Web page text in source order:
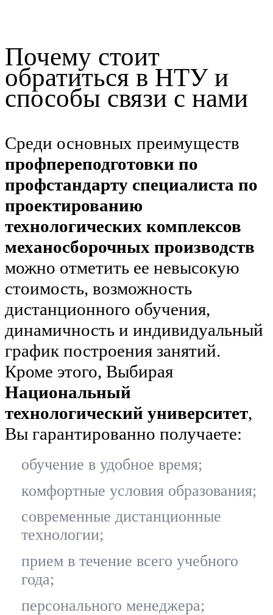
Почему стоит
обратиться в НТУ и
способы связи с нами
Среди основных преимуществ
профпереподготовки по
профстандарту специалиста по
проектированию
технологических комплексов
механосборочных производств
можно отметить ее невысокую
стоимость, возможность
дистанционного обучения,
динамичность и индивидуальный
график построения занятий.
Кроме этого, Выбирая
Национальный
технологический университет,
Вы гарантированно получаете:
обучение в удобное время;
комфортные условия образования;
современные дистанционные
технологии;
прием в течение всего учебного
года;
персонального менеджера;